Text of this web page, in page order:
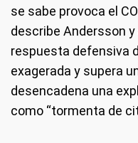
se sabe provoca el
describe Andersson
respuesta defensiva
exagerada y supera
desencadena una
como “tormenta de